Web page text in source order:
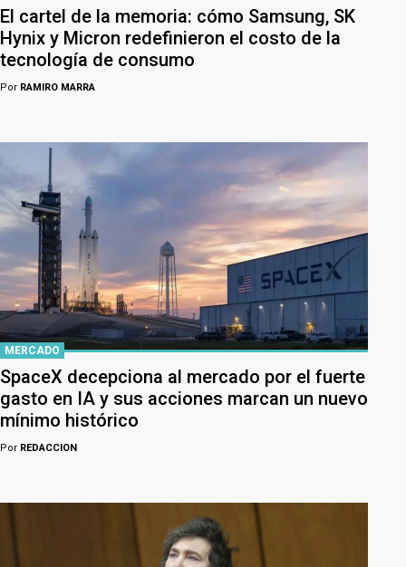
El cartel de la memoria: cómo Samsung, SK
Hynix y Micron redefinieron el costo de la
tecnología de consumo
Por RAMIRO MARRA
MERCADO
SpaceX decepciona al mercado por el fuerte
gasto en IA y sus acciones marcan un nuevo
mínimo histórico
Por REDACCION